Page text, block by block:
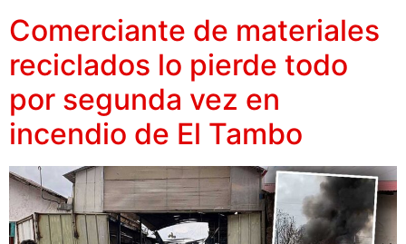
Comerciante de materiales
reciclados lo pierde todo
por segunda vez en
incendio de El Tambo